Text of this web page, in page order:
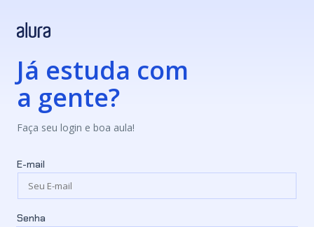
Já estuda com
a gente?
Faça seu login e boa aula!
E-mail
Senha